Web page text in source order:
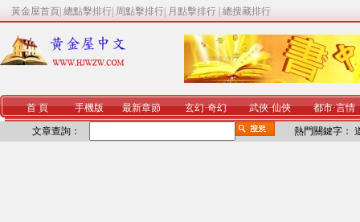
黃金屋首頁 總點擊排行 周點擊排行 月點擊排行 總搜藏排行
首 頁 手機版 最新章節 玄幻·奇幻 武俠·仙俠 都市·言情
文章查詢： 熱門關鍵字：